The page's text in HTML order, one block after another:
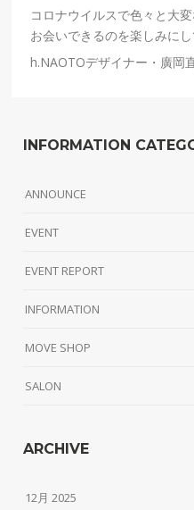
コロナウイルスで色々と大
お会いできるのを楽しみにし
h.NAOTOデザイナー・廣岡
INFORMATION
ANNOUNCE
EVENT
EVENT REPORT
INFORMATION
MOVE SHOP
SALON
ARCHIVE
12月 2025